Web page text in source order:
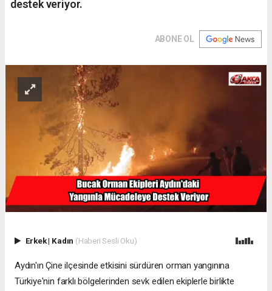
destek veriyor.
ABONE OL
Erkek| Kadın (Haberi Sesli Oku)
Aydın'ın Çine ilçesinde etkisini sürdüren orman yangınına
Türkiye'nin farklı bölgelerinden sevk edilen ekiplerle birlikte